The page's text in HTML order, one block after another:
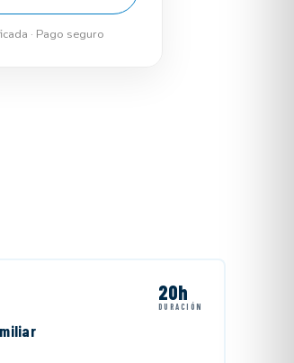
· Pago seguro
20h
DURACIÓN